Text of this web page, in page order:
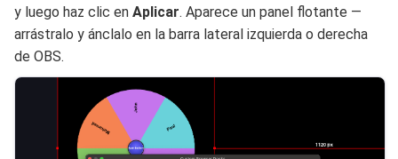
y luego haz clic en Aplicar. Aparece un panel flotante —
arrástralo y ánclalo en la barra lateral izquierda o derecha
de OBS.